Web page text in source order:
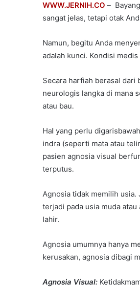
WWW.JERNIH.CO –
sangat jelas, tetapi otak
Namun, begitu Anda
adalah kunci. Kondisi
Secara harfiah berasal dari
neurologis langka di mana
atau bau.
Hal yang perlu
indra (seperti mata atau
pasien agnosia visual
terputus.
Agnosia tidak memilih usia.
terjadi pada usia muda
lahir.
Agnosia umumnya hanya
kerusakan, agnosia dibagi
Agnosia Visual: